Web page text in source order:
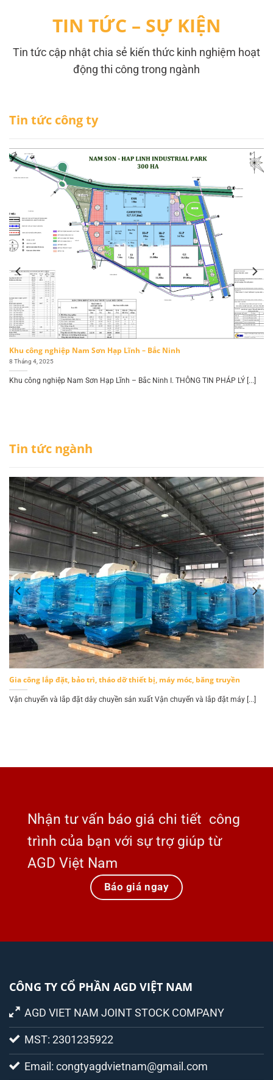
TIN TỨC – SỰ KIỆN
Tin tức cập nhật chia sẻ kiến thức kinh nghiệm hoạt
động thi công trong ngành
Tin tức công ty
Khu công nghiệp Nam Sơn Hạp Lĩnh – Bắc Ninh
8 Tháng 4, 2025
Khu công nghiệp Nam Sơn Hạp Lĩnh – Bắc Ninh I. THÔNG TIN PHÁP LÝ [...]
Tin tức ngành
Gia công lắp đặt, bảo trì, tháo dỡ thiết bị, máy móc, băng truyền
Vận chuyển và lắp đặt dây chuyền sản xuất Vận chuyển và lắp đặt máy [...]
Nhận tư vấn báo giá chi tiết công
trình của bạn với sự trợ giúp từ
AGD Việt Nam
Báo giá ngay
CÔNG TY CỔ PHẦN AGD VIỆT NAM
AGD VIET NAM JOINT STOCK COMPANY
MST: 2301235922
Email: congtyagdvietnam@gmail.com